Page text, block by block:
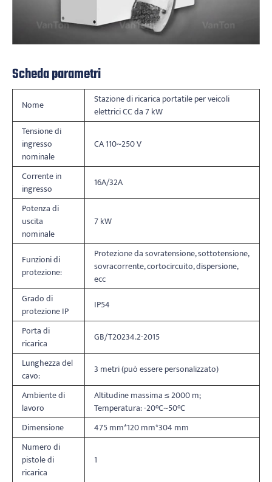
Scheda parametri
Nome
Stazione di ricarica portatile per veicoli
elettrici CC da 7 kW
Tensione di
ingresso
nominale
CA 110~250 V
Corrente in
ingresso
16A/32A
Potenza di
uscita
nominale
7 kW
Funzioni di
protezione:
Protezione da sovratensione, sottotensione,
sovracorrente, cortocircuito, dispersione,
ecc
Grado di
protezione IP
IP54
Porta di
ricarica
GB/T20234.2-2015
Lunghezza del
cavo:
3 metri (può essere personalizzato)
Ambiente di
lavoro
Altitudine massima ≤ 2000 m;
Temperatura: -20°C~50°C
Dimensione
475 mm*120 mm*304 mm
Numero di
pistole di
ricarica
1